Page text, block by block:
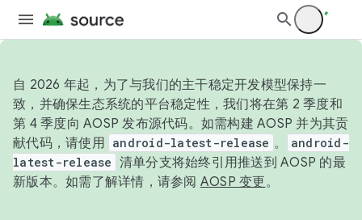
自 2026 年起，为了与我们的主干稳定开发模型保持一
致，并确保生态系统的平台稳定性，我们将在第 2 季度和
第 4 季度向 AOSP 发布源代码。如需构建 AOSP 并为其贡
献代码，请使用 android-latest-release 。
android-
latest-release 清单分支将始终引用推送到 AOSP 的最
新版本。如需了解详情，请参阅 AOSP 变更。